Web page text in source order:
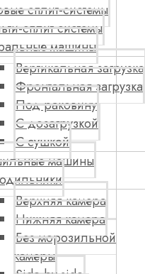
сплит-системы
сплит системы
машины
Вертикальная загрузка
Фронтальная загрузка
Под раковину
С дозагрузкой
С сушкой
машины
Верхняя камера
Нижняя камера
Без морозильной
камеры